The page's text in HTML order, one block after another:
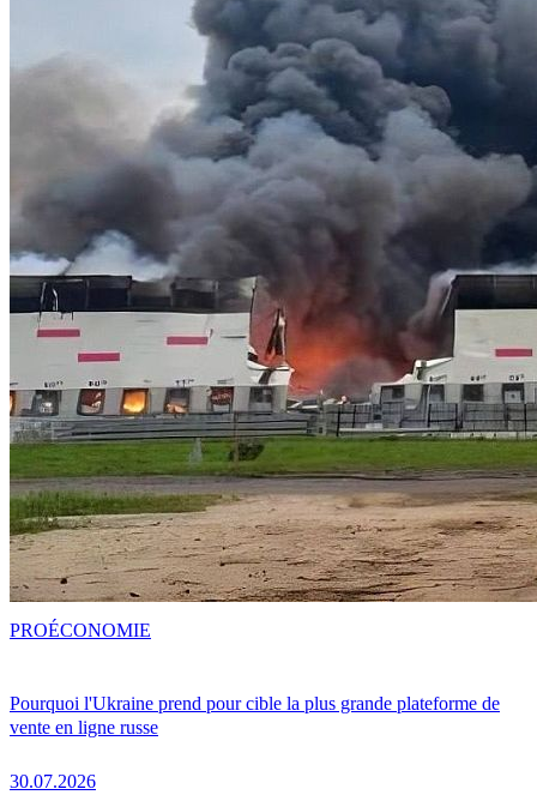
Pourquoi l'Ukraine prend pour cible la plus grande plateforme de
vente en ligne russe
30.07.2026
PROÉCONOMIE